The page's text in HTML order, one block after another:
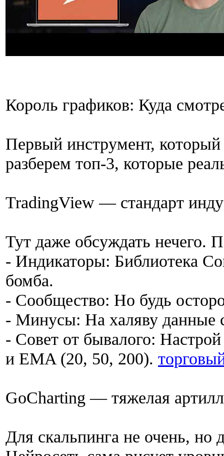
Король графиков: Куда
Первый инструмент,
разберем топ-3, которые
TradingView — стандарт
Тут даже обсуждать нечего.
- Индикаторы: Библиотека
бомба.
- Сообщество: Но будь
- Минусы: На халяву данные
- Совет от бывалого:
и EMA (20, 50, 200).
GoCharting — тяжелая
Для скальпинга не очень, но